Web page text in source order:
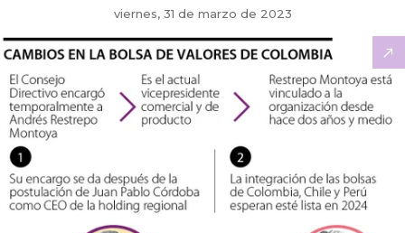
viernes, 31 de marzo de 2023